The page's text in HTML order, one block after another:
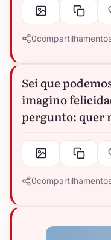
0
Sei que
imagino
pergunto: quer
0